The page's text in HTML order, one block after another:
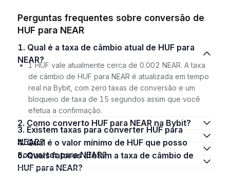
Perguntas frequentes sobre conversão de
HUF para NEAR
1. Qual é a taxa de câmbio atual de HUF para
NEAR?
1 HUF vale atualmente cerca de 0.002 NEAR. A taxa
de câmbio de HUF para NEAR é atualizada em tempo
real na Bybit, com zero taxas de conversão e um
bloqueio de taxa de 15 segundos assim que você
efetua a confirmação.
2. Como converto HUF para NEAR na Bybit?
3. Existem taxas para converter HUF para
NEAR?
4. Qual é o valor mínimo de HUF que posso
converter para NEAR?
5. Quais fatores afetam a taxa de câmbio de
HUF para NEAR?